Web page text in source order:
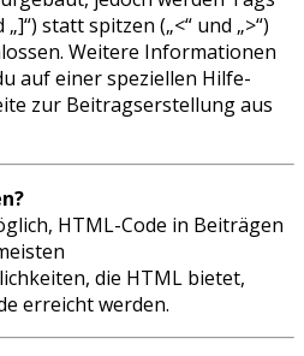
statt spitzen („<“ und „>“)
Weitere Informationen
auf einer speziellen Hilfe-
zur Beitragserstellung aus
HTML-Code in Beiträgen
die HTML bietet,
erreicht werden.